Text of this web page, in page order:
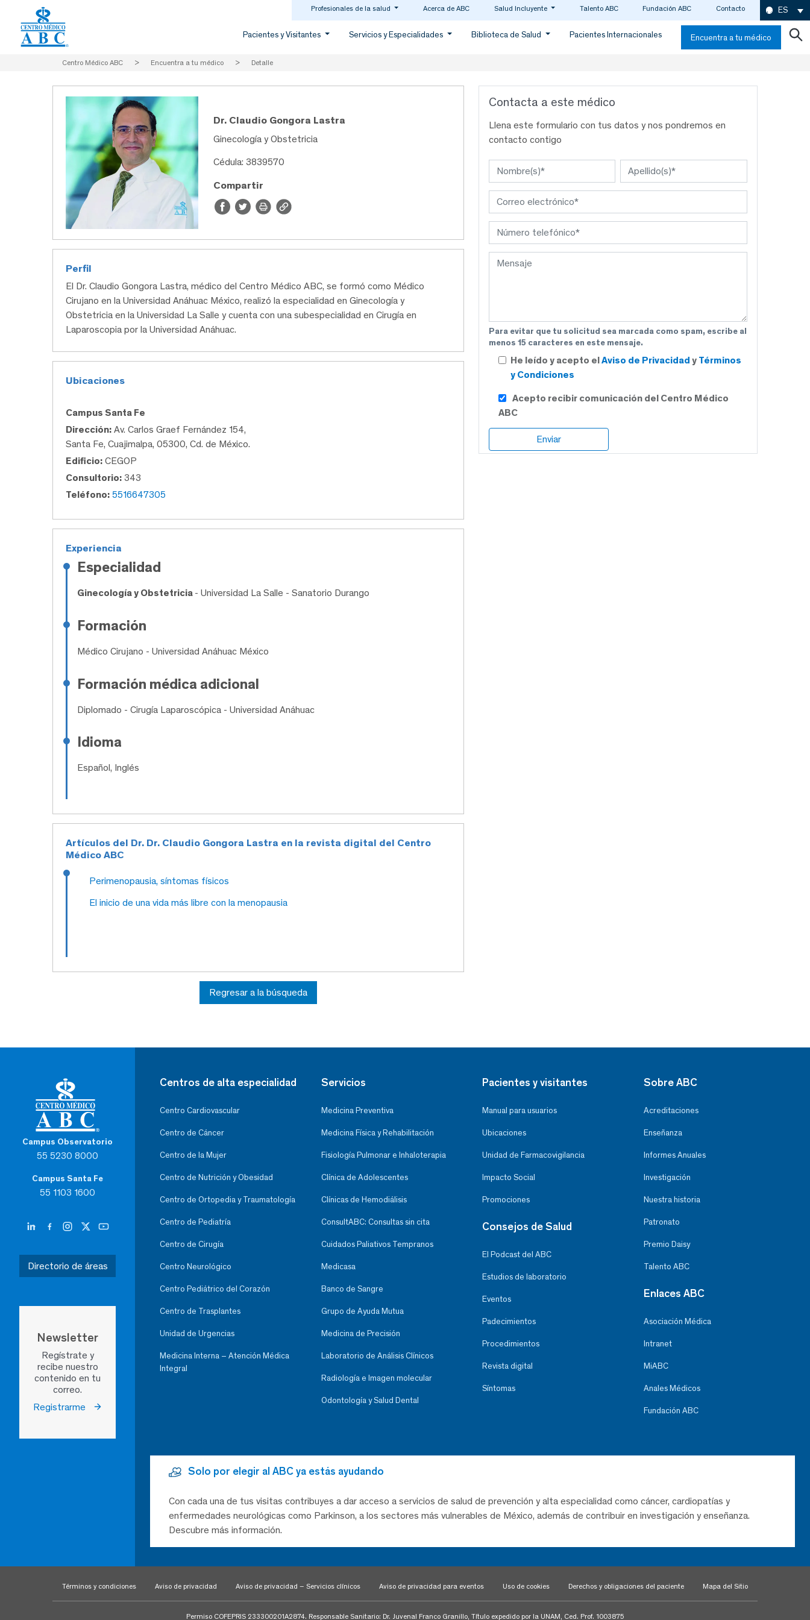
Profesionales de la salud Acerca de ABC Salud Incluyente Talento ABC Fundación ABC Contacto ES
Pacientes y Visitantes Servicios y Especialidades Biblioteca de Salud Pacientes Internacionales Encuentra a tu médico
Centro Médico ABC > Encuentra a tu médico > Detalle
Dr. Claudio Gongora Lastra
Ginecología y Obstetricia
Cédula: 3839570
Compartir
Perfil
El Dr. Claudio Gongora Lastra, médico del Centro Médico ABC, se formó como Médico
Cirujano en la Universidad Anáhuac México, realizó la especialidad en Ginecología y
Obstetricia en la Universidad La Salle y cuenta con una subespecialidad en Cirugía en
Laparoscopia por la Universidad Anáhuac.
Ubicaciones
Campus Santa Fe
Dirección: Av. Carlos Graef Fernández 154,
Santa Fe, Cuajimalpa, 05300, Cd. de México.
Edificio: CEGOP
Consultorio: 343
Teléfono: 5516647305
Experiencia
Especialidad
Ginecología y Obstetricia - Universidad La Salle - Sanatorio Durango
Formación
Médico Cirujano - Universidad Anáhuac México
Formación médica adicional
Diplomado - Cirugía Laparoscópica - Universidad Anáhuac
Idioma
Español, Inglés
Artículos del Dr. Dr. Claudio Gongora Lastra en la revista digital del Centro
Médico ABC
Perimenopausia, síntomas físicos
El inicio de una vida más libre con la menopausia
Regresar a la búsqueda
Contacta a este médico
Llena este formulario con tus datos y nos pondremos en
contacto contigo
Para evitar que tu solicitud sea marcada como spam, escribe al
menos 15 caracteres en este mensaje.
He leído y acepto elAviso de Privacidad y Términos
y Condiciones
Acepto recibir comunicación del Centro Médico
ABC
Campus Observatorio
55 5230 8000
Campus Santa Fe
55 1103 1600
Directorio de áreas
Newsletter
Regístrate y
recibe nuestro
contenido en tu
correo.
Registrarme
Centros de alta especialidad
Centro Cardiovascular
Centro de Cáncer
Centro de la Mujer
Centro de Nutrición y Obesidad
Centro de Ortopedia y Traumatología
Centro de Pediatría
Centro de Cirugía
Centro Neurológico
Centro Pediátrico del Corazón
Centro de Trasplantes
Unidad de Urgencias
Medicina Interna – Atención Médica
Integral
Servicios
Medicina Preventiva
Medicina Física y Rehabilitación
Fisiología Pulmonar e Inhaloterapia
Clínica de Adolescentes
Clínicas de Hemodiálisis
ConsultABC: Consultas sin cita
Cuidados Paliativos Tempranos
Medicasa
Banco de Sangre
Grupo de Ayuda Mutua
Medicina de Precisión
Laboratorio de Análisis Clínicos
Radiología e Imagen molecular
Odontología y Salud Dental
Pacientes y visitantes
Manual para usuarios
Ubicaciones
Unidad de Farmacovigilancia
Impacto Social
Promociones
Consejos de Salud
El Podcast del ABC
Estudios de laboratorio
Eventos
Padecimientos
Procedimientos
Revista digital
Síntomas
Sobre ABC
Acreditaciones
Enseñanza
Informes Anuales
Investigación
Nuestra historia
Patronato
Premio Daisy
Talento ABC
Enlaces ABC
Asociación Médica
Intranet
MiABC
Anales Médicos
Fundación ABC
Solo por elegir al ABC ya estás ayudando
Con cada una de tus visitas contribuyes a dar acceso a servicios de salud de prevención y alta especialidad como cáncer, cardiopatías y
enfermedades neurológicas como Parkinson, a los sectores más vulnerables de México, además de contribuir en investigación y enseñanza.
Descubre más información.
Términos y condiciones Aviso de privacidad Aviso de privacidad – Servicios clínicos Aviso de privacidad para eventos Uso de cookies Derechos y obligaciones del paciente Mapa del Sitio
Permiso COFEPRIS 233300201A2874. Responsable Sanitario: Dr. Juvenal Franco Granillo, Título expedido por la UNAM, Ced. Prof. 1003875